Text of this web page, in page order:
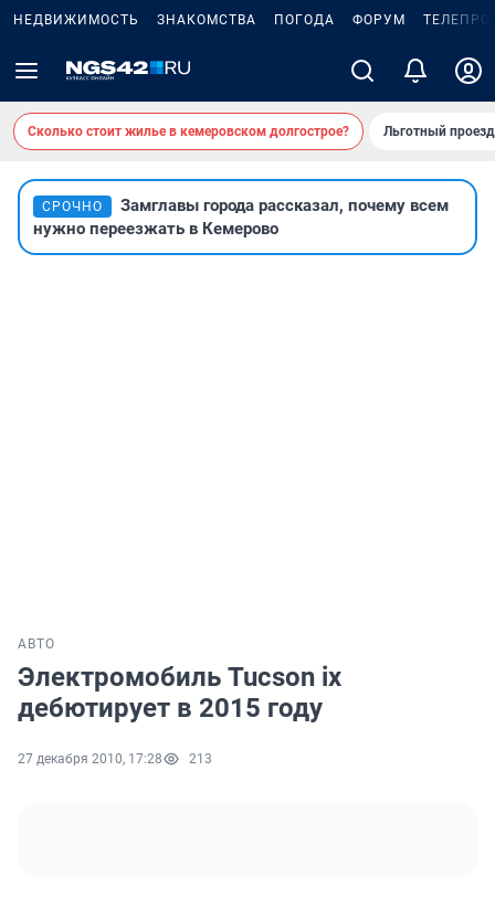
НЕДВИЖИМОСТЬ ЗНАКОМСТВА ПОГОДА ФОРУМ
Сколько стоит жилье в кемеровском долгострое? Льготный
СРОЧНО
Замглавы города рассказал, почему всем
нужно переезжать в Кемерово
АВТО
Электромобиль Tucson ix
дебютирует в 2015 году
27 декабря 2010, 17:28 213